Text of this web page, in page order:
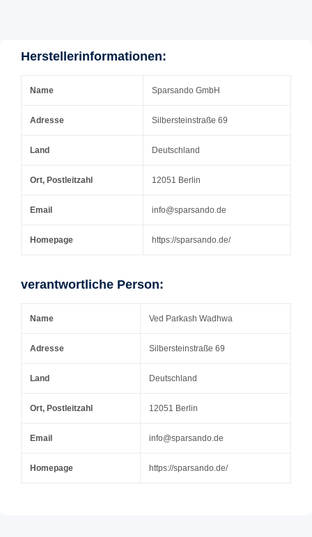
Herstellerinformationen:
Name Sparsando GmbH
Adresse Silbersteinstraße 69
Land Deutschland
Ort, Postleitzahl 12051 Berlin
Email info@sparsando.de
Homepage https://sparsando.de/
verantwortliche Person:
Name Ved Parkash Wadhwa
Adresse Silbersteinstraße 69
Land Deutschland
Ort, Postleitzahl 12051 Berlin
Email info@sparsando.de
Homepage https://sparsando.de/